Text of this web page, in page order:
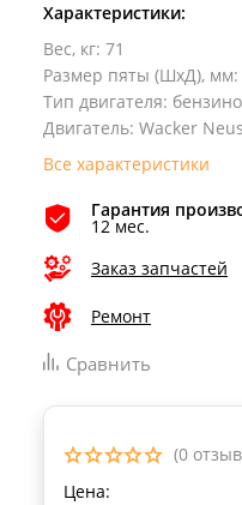
Характеристики:
Вес, кг: 71
Размер пяты (ШхД), мм:
Тип двигателя:
Двигатель: Wacker
Все характеристики
Гарантия
12 мес.
Заказ запчастей
Ремонт
Сравнить
(0
Цена: